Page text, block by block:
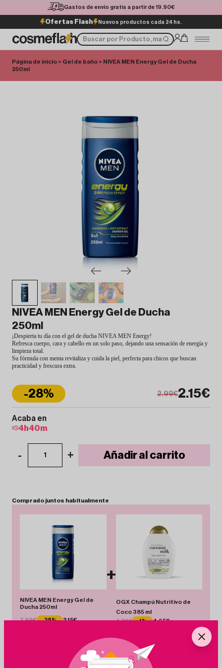
Gastos de envío gratis a partir de 19.90€
Ofertas Flash Nuevos productos cada 24 hs.
Página de inicio > Gel de baño > NIVEA MEN Energy Gel de Ducha
250ml
NIVEA MEN Energy Gel de Ducha
250ml
¡Despierta tu día con el gel de ducha NIVEA MEN Energy!
Refresca cuerpo, cara y cabello en un solo paso, dejando una sensación de energía y
limpieza total.
Su fórmula con menta revitaliza y cuida la piel, perfecta para chicos que buscan
practicidad y frescura extra.
2.15€
-28% 2.99€
Acaba en
4 h40m
- 1 + Añadir al carrito
Comprado juntos habitualmente
NIVEA MEN Energy Gel de
Ducha 250ml
2.99€ -28% 2.15€
+
OGX Champú Nutritivo de
Coco 385 ml
4.70€ -1% 4.65€
Total 6.80 € Añadir Pack